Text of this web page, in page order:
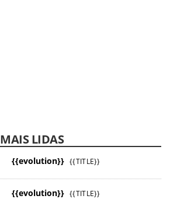
MAIS LIDAS
{{evolution}} {{TITLE}}
{{evolution}} {{TITLE}}